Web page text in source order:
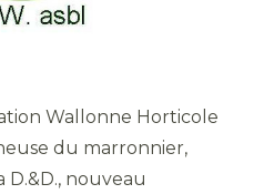
Wallonne Horticole
du marronnier,
D.&D., nouveau